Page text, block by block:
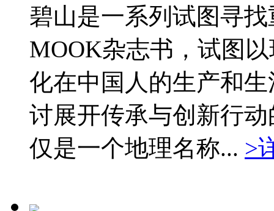
碧山是一系列试图寻
MOOK杂志书，试图
化在中国人的生产和
讨展开传承与创新行
仅是一个地理名称... >